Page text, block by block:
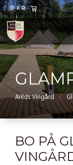
Hoppa
till
innehåll
0KR
Arilds Vingård
BO PÅ